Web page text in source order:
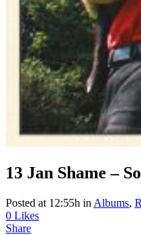
13 Jan Shame –
Posted at 12:55h in Albums,
0 Likes
Share